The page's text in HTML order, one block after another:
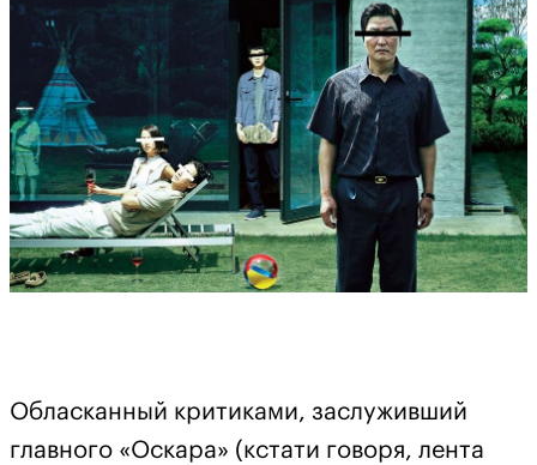
Обласканный критиками, заслуживший
главного «Оскара» (кстати говоря, лента